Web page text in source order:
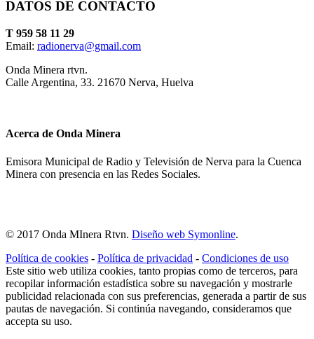
Concierto de Perianes
DATOS DE CONTACTO
T 959 58 11 29
Email: radionerva@gmail.com
Onda Minera rtvn.
Calle Argentina, 33. 21670 Nerva, Huelva
Acerca de Onda Minera
Emisora Municipal de Radio y Televisión de Nerva para la Cuenca
Minera con presencia en las Redes Sociales.
© 2017 Onda MInera Rtvn. Diseño web Symonline.
Política de cookies - Política de privacidad - Condiciones de uso
Este sitio web utiliza cookies, tanto propias como de terceros, para
recopilar información estadística sobre su navegación y mostrarle
publicidad relacionada con sus preferencias, generada a partir de sus
pautas de navegación. Si continúa navegando, consideramos que
accepta su uso.